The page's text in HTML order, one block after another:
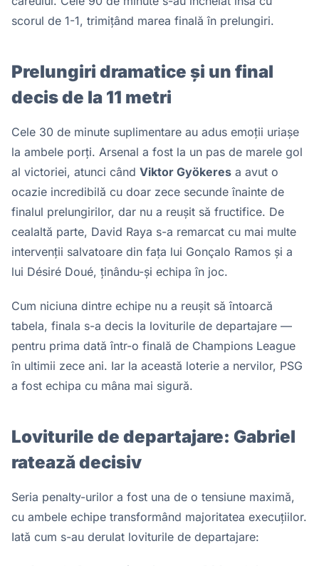
scorul de 1-1, trimițând marea finală în prelungiri.
Prelungiri dramatice și un final
decis de la 11 metri
Cele 30 de minute suplimentare au adus emoții uriașe
la ambele porți. Arsenal a fost la un pas de marele gol
al victoriei, atunci când Viktor Gyökeres a avut o
ocazie incredibilă cu doar zece secunde înainte de
finalul prelungirilor, dar nu a reușit să fructifice. De
cealaltă parte, David Raya s-a remarcat cu mai multe
intervenții salvatoare din fața lui Gonçalo Ramos și a
lui Désiré Doué, ținându-și echipa în joc.
Cum niciuna dintre echipe nu a reușit să întoarcă
tabela, finala s-a decis la loviturile de departajare —
pentru prima dată într-o finală de Champions League
în ultimii zece ani. Iar la această loterie a nervilor, PSG
a fost echipa cu mâna mai sigură.
Loviturile de departajare: Gabriel
ratează decisiv
Seria penalty-urilor a fost una de o tensiune maximă,
cu ambele echipe transformând majoritatea execuțiilor.
Iată cum s-au derulat loviturile de departajare: